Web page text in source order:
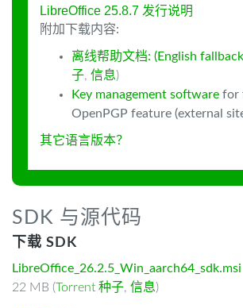
LibreOffice 25.8.7 发行说明
附加下载内容:
离线帮助文档: (English
子, 信息)
Key management software for
OpenPGP feature (external
其它语言版本？
SDK 与源代码
下载 SDK
LibreOffice_26.2.5_Win_aarch64_sdk.msi
22 MB (Torrent 种子, 信息)